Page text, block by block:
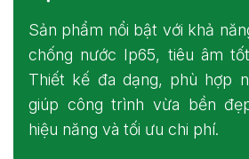
Sản phẩm nổi bật với khả
chống nước Ip65, tiêu âm
Thiết kế đa dạng, phù hợp
giúp công trình vừa bền
hiệu năng và tối ưu chi phí.